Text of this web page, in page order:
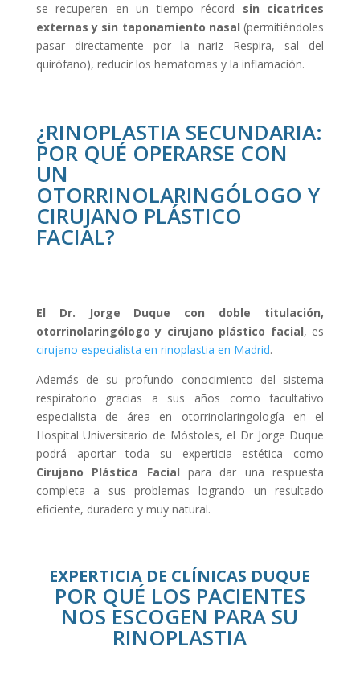
se recuperen en un tiempo récord sin cicatrices
externas y sin taponamiento nasal (permitiéndoles
pasar directamente por la nariz Respira, sal del
quirófano), reducir los hematomas y la inflamación.
¿RINOPLASTIA SECUNDARIA:
POR QUÉ OPERARSE CON
UN
OTORRINOLARINGÓLOGO Y
CIRUJANO PLÁSTICO
FACIAL?
El Dr. Jorge Duque con doble titulación,
otorrinolaringólogo y cirujano plástico facial, es
cirujano especialista en rinoplastia en Madrid.
Además de su profundo conocimiento del sistema
respiratorio gracias a sus años como facultativo
especialista de área en otorrinolaringología en el
Hospital Universitario de Móstoles, el Dr Jorge Duque
podrá aportar toda su experticia estética como
Cirujano Plástica Facial para dar una respuesta
completa a sus problemas logrando un resultado
eficiente, duradero y muy natural.
EXPERTICIA DE CLÍNICAS DUQUE
POR QUÉ LOS PACIENTES
NOS ESCOGEN PARA SU
RINOPLASTIA